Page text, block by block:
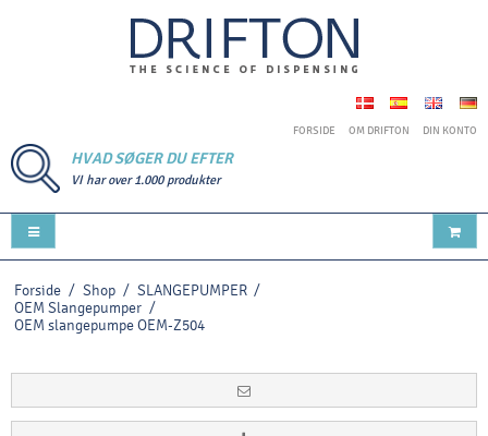
FORSIDE OM DRIFTON DIN KONTO
HVAD SØGER DU EFTER
VI har over 1.000 produkter
Forside / Shop / SLANGEPUMPER /
OEM Slangepumper /
OEM slangepumpe OEM-Z504